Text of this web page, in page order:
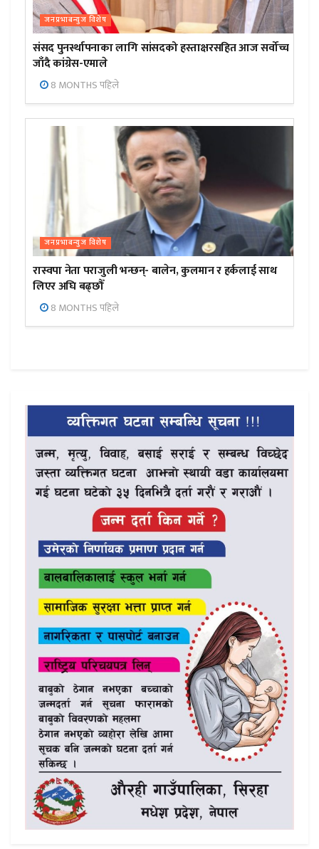
जनप्रभाबन्युज विशेष
संसद पुनर्स्थापनाका लागि सांसदको हस्ताक्षरसहित आज सर्वोच्च
जाँदै कांग्रेस-एमाले
8 MONTHS पहिले
जनप्रभाबन्युज विशेष
रास्वपा नेता पराजुली भन्छन्- बालेन, कुलमान र हर्कलाई साथ
लिएर अघि बढ्छौँ
8 MONTHS पहिले